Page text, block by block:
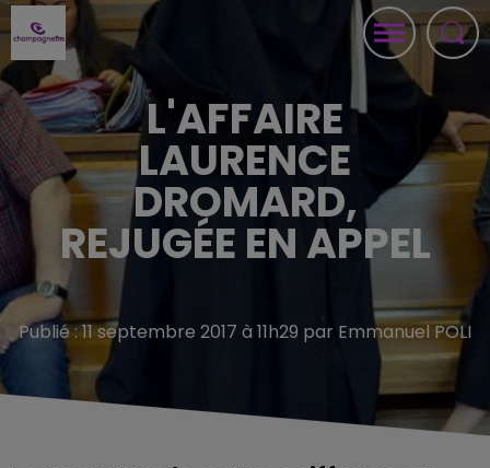
L'AFFAIRE
LAURENCE
DROMARD,
REJUGÉE EN APPEL
Publié : 11 septembre 2017 à 11h29 par Emmanuel POLI